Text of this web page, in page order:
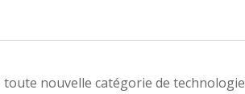
toute nouvelle catégorie de technologie